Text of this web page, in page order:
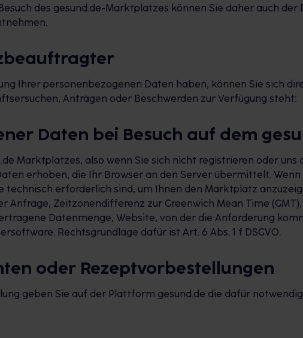
des gesund.de-Marktplatzes können Sie daher auch
Ihrer personenbezogenen Daten haben, können Sie sich
Anträgen oder Beschwerden zur Verfügung steht:
Daten bei Besuch auf dem
Marktplatzes, also wenn Sie sich nicht registrieren oder
erhoben, die Ihr Browser an den Server übermittelt.
erforderlich sind, um Ihnen den Marktplatz
Anfrage, Zeitzonendifferenz zur Greenwich Mean Time
Datenmenge, Website, von der die Anforderung
Rechtsgrundlage dafür ist Art. 6 Abs. 1 f DSGVO.
oder Rezeptvorbestellungen
geben Sie auf der Plattform gesund.de die dafür